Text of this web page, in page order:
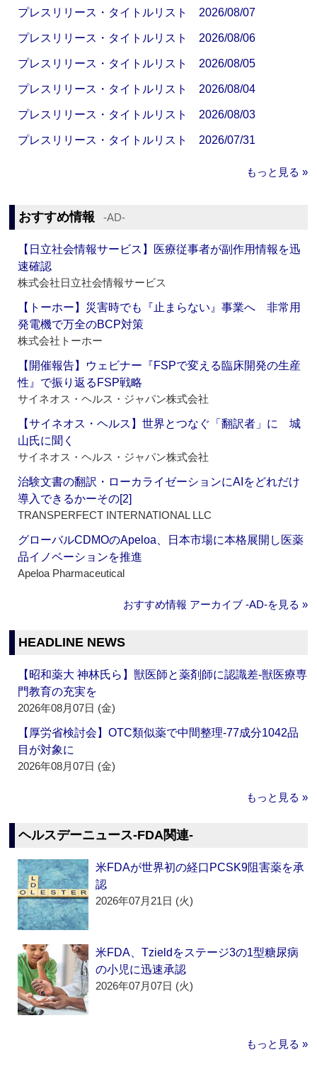
プレスリリース・タイトルリスト 2026/08/07
プレスリリース・タイトルリスト 2026/08/06
プレスリリース・タイトルリスト 2026/08/05
プレスリリース・タイトルリスト 2026/08/04
プレスリリース・タイトルリスト 2026/08/03
プレスリリース・タイトルリスト 2026/07/31
もっと見る »
おすすめ情報 ‐AD‐
【日立社会情報サービス】医療従事者が副作用情報を迅
速確認
株式会社日立社会情報サービス
【トーホー】災害時でも『止まらない』事業へ 非常用
発電機で万全のBCP対策
株式会社トーホー
【開催報告】ウェビナー『FSPで変える臨床開発の生産
性』で振り返るFSP戦略
サイネオス・ヘルス・ジャパン株式会社
【サイネオス・ヘルス】世界とつなぐ「翻訳者」に 城
山氏に聞く
サイネオス・ヘルス・ジャパン株式会社
治験文書の翻訳・ローカライゼーションにAIをどれだけ
導入できるかーその[2]
TRANSPERFECT INTERNATIONAL LLC
グローバルCDMOのApeloa、日本市場に本格展開し医薬
品イノベーションを推進
Apeloa Pharmaceutical
おすすめ情報 アーカイブ ‐AD‐を見る »
HEADLINE NEWS
【昭和薬大 神林氏ら】獣医師と薬剤師に認識差‐獣医療専
門教育の充実を
2026年08月07日 (金)
【厚労省検討会】OTC類似薬で中間整理‐77成分1042品
目が対象に
2026年08月07日 (金)
もっと見る »
ヘルスデーニュース‐FDA関連‐
米FDAが世界初の経口PCSK9阻害薬を承
認
2026年07月21日 (火)
米FDA、Tzieldをステージ3の1型糖尿病
の小児に迅速承認
2026年07月07日 (火)
もっと見る »